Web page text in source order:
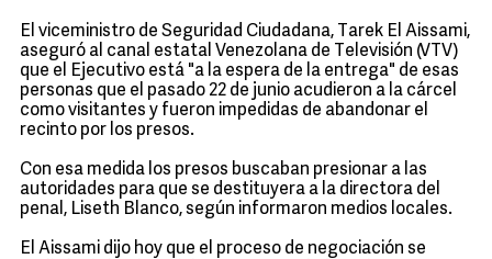
El viceministro de Seguridad Ciudadana, Tarek El Aissami,
aseguró al canal estatal Venezolana de Televisión (VTV)
que el Ejecutivo está "a la espera de la entrega" de esas
personas que el pasado 22 de junio acudieron a la cárcel
como visitantes y fueron impedidas de abandonar el
recinto por los presos.
Con esa medida los presos buscaban presionar a las
autoridades para que se destituyera a la directora del
penal, Liseth Blanco, según informaron medios locales.
El Aissami dijo hoy que el proceso de negociación se